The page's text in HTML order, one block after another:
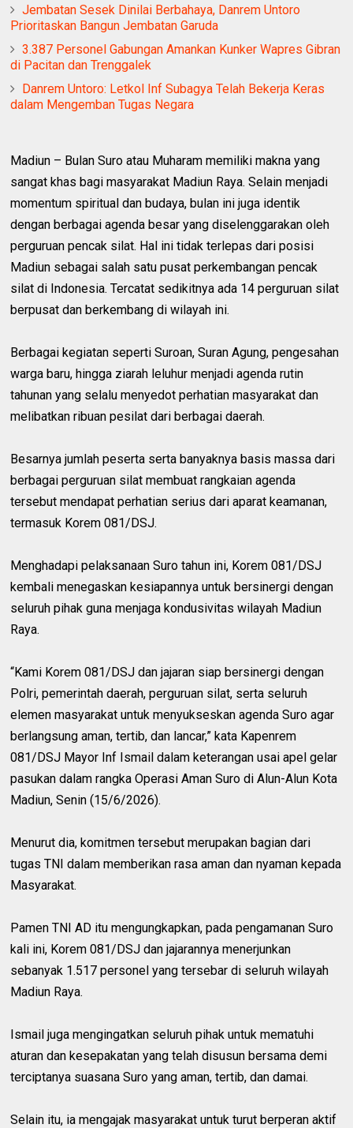
Jembatan Sesek Dinilai Berbahaya, Danrem Untoro
Prioritaskan Bangun Jembatan Garuda
3.387 Personel Gabungan Amankan Kunker Wapres Gibran
di Pacitan dan Trenggalek
Danrem Untoro: Letkol Inf Subagya Telah Bekerja Keras
dalam Mengemban Tugas Negara
Madiun – Bulan Suro atau Muharam memiliki makna yang
sangat khas bagi masyarakat Madiun Raya. Selain menjadi
momentum spiritual dan budaya, bulan ini juga identik
dengan berbagai agenda besar yang diselenggarakan oleh
perguruan pencak silat. Hal ini tidak terlepas dari posisi
Madiun sebagai salah satu pusat perkembangan pencak
silat di Indonesia. Tercatat sedikitnya ada 14 perguruan silat
berpusat dan berkembang di wilayah ini.
Berbagai kegiatan seperti Suroan, Suran Agung, pengesahan
warga baru, hingga ziarah leluhur menjadi agenda rutin
tahunan yang selalu menyedot perhatian masyarakat dan
melibatkan ribuan pesilat dari berbagai daerah.
Besarnya jumlah peserta serta banyaknya basis massa dari
berbagai perguruan silat membuat rangkaian agenda
tersebut mendapat perhatian serius dari aparat keamanan,
termasuk Korem 081/DSJ.
Menghadapi pelaksanaan Suro tahun ini, Korem 081/DSJ
kembali menegaskan kesiapannya untuk bersinergi dengan
seluruh pihak guna menjaga kondusivitas wilayah Madiun
Raya.
“Kami Korem 081/DSJ dan jajaran siap bersinergi dengan
Polri, pemerintah daerah, perguruan silat, serta seluruh
elemen masyarakat untuk menyukseskan agenda Suro agar
berlangsung aman, tertib, dan lancar,” kata Kapenrem
081/DSJ Mayor Inf Ismail dalam keterangan usai apel gelar
pasukan dalam rangka Operasi Aman Suro di Alun-Alun Kota
Madiun, Senin (15/6/2026).
Menurut dia, komitmen tersebut merupakan bagian dari
tugas TNI dalam memberikan rasa aman dan nyaman kepada
Masyarakat.
Pamen TNI AD itu mengungkapkan, pada pengamanan Suro
kali ini, Korem 081/DSJ dan jajarannya menerjunkan
sebanyak 1.517 personel yang tersebar di seluruh wilayah
Madiun Raya.
Ismail juga mengingatkan seluruh pihak untuk mematuhi
aturan dan kesepakatan yang telah disusun bersama demi
terciptanya suasana Suro yang aman, tertib, dan damai.
Selain itu, ia mengajak masyarakat untuk turut berperan aktif